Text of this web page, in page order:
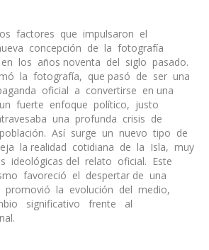
factores que impulsaron el
concepción de la fotografía
los años noventa del siglo pasado.
la fotografía, que pasó de ser una
oficial a convertirse en una
fuerte enfoque político, justo
una profunda crisis de
Así surge un nuevo tipo de
la realidad cotidiana de la Isla, muy
ideológicas del relato oficial. Este
favoreció el despertar de una
promovió la evolución del medio,
significativo frente al